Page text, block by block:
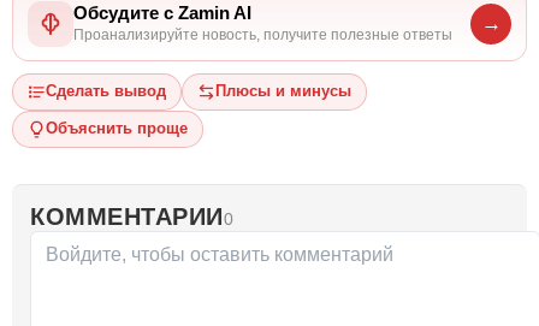
Обсудите с Zamin AI
Проанализируйте новость, получите полезные ответы
→
Сделать вывод Плюсы и минусы
Объяснить проще
КОММЕНТАРИИ0